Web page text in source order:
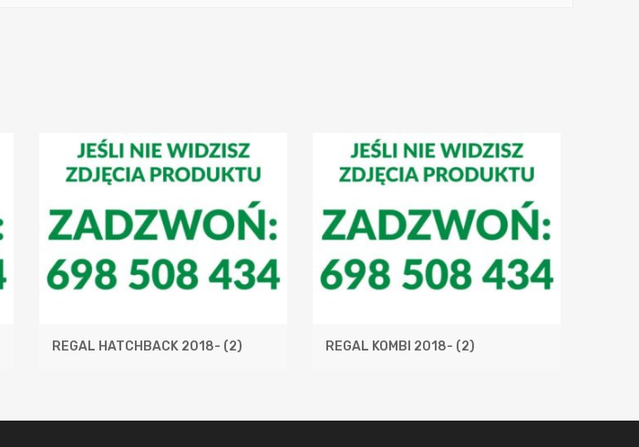
REGAL HATCHBACK 2018- (2) REGAL KOMBI 2018- (2)